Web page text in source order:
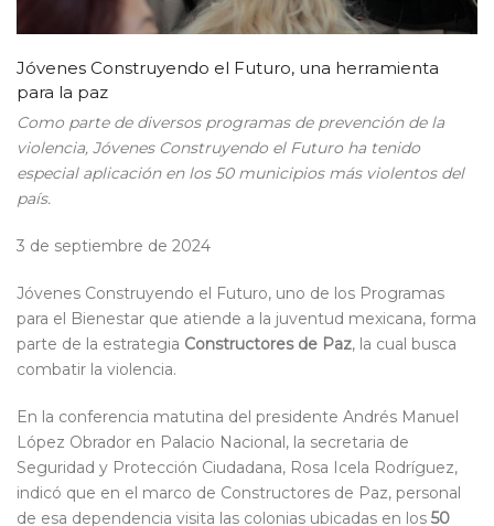
Jóvenes Construyendo el Futuro, una herramienta
para la paz
Como parte de diversos programas de prevención de la
violencia, Jóvenes Construyendo el Futuro ha tenido
especial aplicación en los 50 municipios más violentos del
país.
3 de septiembre de 2024
Jóvenes Construyendo el Futuro, uno de los Programas
para el Bienestar que atiende a la juventud mexicana, forma
parte de la estrategia Constructores de Paz, la cual busca
combatir la violencia.
En la conferencia matutina del presidente Andrés Manuel
López Obrador en Palacio Nacional, la secretaria de
Seguridad y Protección Ciudadana, Rosa Icela Rodríguez,
indicó que en el marco de Constructores de Paz, personal
de esa dependencia visita las colonias ubicadas en los 50